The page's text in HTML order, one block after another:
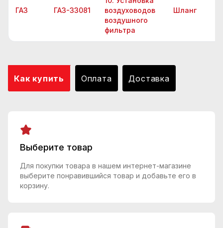
ГАЗ ГАЗ-33081
воздуховодов
воздушного
фильтра
Шланг
Как купить Оплата Доставка
Выберите товар
Для покупки товара в нашем интернет-магазине
выберите понравившийся товар и добавьте его в
корзину.